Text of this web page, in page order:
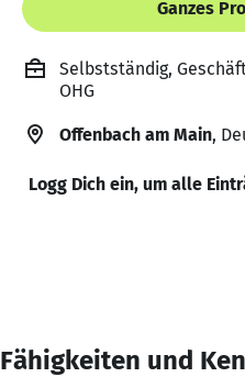
Ganzes
Selbstständig,
OHG
Offenbach am Main,
Logg Dich ein, um alle
Fähigkeiten und